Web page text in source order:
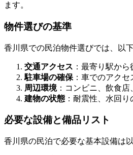
ます。
物件選びの基準
香川県での民泊物件選びでは、以
交通アクセス ：最寄り駅か
駐車場の確保 ：車でのアク
周辺環境：コンビニ、飲食店
建物の状態 ：耐震性、水回
必要な設備と備品リスト
香川県の民泊で必要な基本設備は